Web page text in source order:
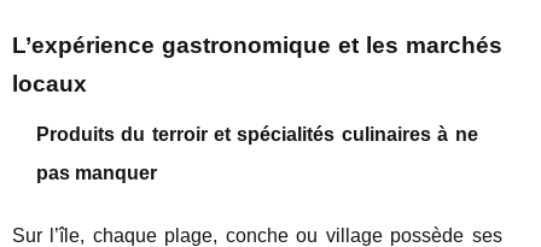
L’expérience gastronomique et les marchés
locaux
Produits du terroir et spécialités culinaires à ne
pas manquer
Sur l’île, chaque plage, conche ou village possède ses